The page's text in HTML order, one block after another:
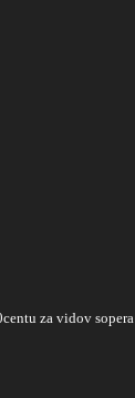
za vidov sopera